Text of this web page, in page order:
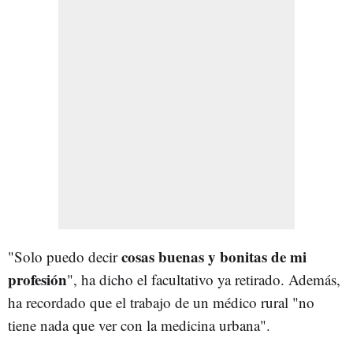
"Solo puedo decircosas buenas y bonitas de mi
profesión", ha dicho el facultativo ya retirado. Además,
ha recordado que el trabajo de un médico rural "no
tiene nada que ver con la medicina urbana".